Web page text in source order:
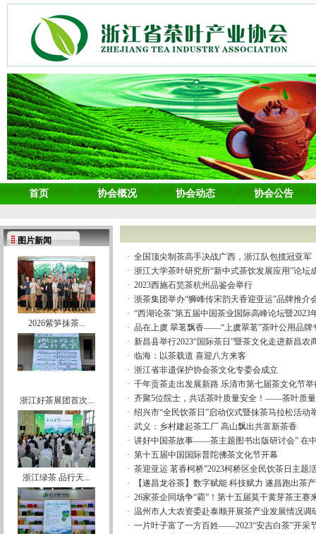
首页 协会概况 协会动态 协会公告
图片新闻
2026紫笋抹茶...
浙江好茶展团首次...
浙江绿茶 品行天...
· 全国顶尖制茶高手决战广西，浙江队包揽冠亚军
· 浙江大学茶叶研究所“新中式茶饮发展应用”论坛
· 2023西施石笕茶杭州品鉴会举行
· 浙茶集团举办“狮峰传宋韵天香迎亚运”品牌推介
· “西湖论茶”第五届中国茶业国际高峰论坛暨2023
· 品在上虞 翠茗飘香——“上虞翠茗”茶叶公用品牌
· 新昌县举行2023“国际茶日”暨茶文化走进新昌农
· 临海：以茶载道 喜迎八方来客
· 浙江省非遗保护协会茶文化专委会成立
· 千年贡茶走出发展新路 乐清市第七届茶文化节举
· 齐聚5位院士，共话茶叶质量安全！——茶叶质
· 绍兴市“全民饮茶日”启动仪式暨抹茶马拉松活动
· 武义：乡村建起茶工厂 高山飘出共富新茶香
· 讲好中国茶故事——茶主题图书出版研讨会” 在
· 第十五届中国国际普陀佛茶文化节开幕
· 茶迎亚运 茗香柯桥”2023柯桥区全民饮茶日主题
·
【遂昌龙谷茶】数字赋能 科技赋力 遂昌跑出茶
· 26家茶企同场争“霸”！第十五届莫干黄芽茶王赛
· 温州市人大农资委赴泰顺开展茶产业发展情况调
· 一片叶子富了一方百姓——2023“安吉白茶”开采